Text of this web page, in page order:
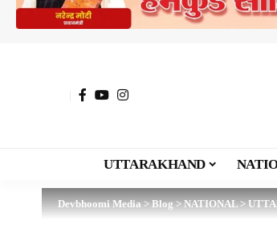
UTTARAKHAND
Devbhoomi Media>Blog>NATIONAL>